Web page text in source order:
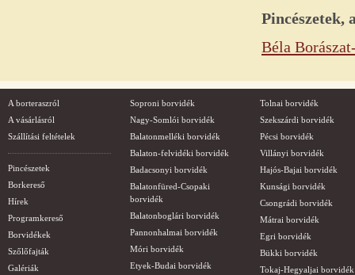
Pincészetek,
Béla
A borteraszról
A vásárlásról
Szállítási feltételek
Pincészetek
Borkereső
Hírek
Programkereső
Borvidékek
Szőlőfajták
Galériák
Soproni borvidék
Nagy-Somlói borvidék
Balatonmelléki borvidék
Balaton-felvidéki borvidék
Badacsonyi borvidék
Balatonfüred-Csopaki
borvidék
Balatonboglári borvidék
Pannonhalmai borvidék
Móri borvidék
Etyek-Budai borvidék
Tolnai borvidék
Szekszárdi borvidék
Pécsi borvidék
Villányi borvidék
Hajós-Bajai borvidék
Kunsági borvidék
Csongrádi borvidék
Mátrai borvidék
Egri borvidék
Bükki borvidék
Tokaj-Hegyaljai borvidék